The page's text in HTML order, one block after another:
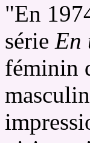
"En
série En
féminin